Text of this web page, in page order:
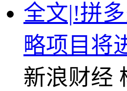
全文|!拼
略项目将
新浪财经